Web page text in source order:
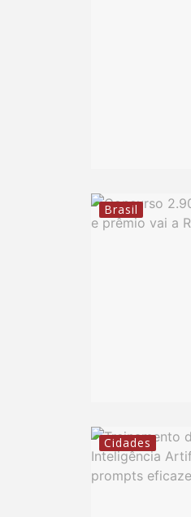
Brasil
Cidades